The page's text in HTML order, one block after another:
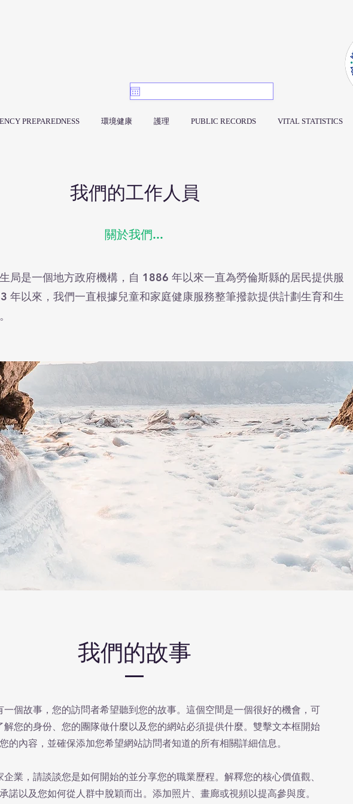
PREPAREDNESS 環境健康 護理 PUBLIC RECORDS VITAL STATISTICS
我們的工作人員
關於我們...
局是一個地方政府機構，自 1886 年以來一直為勞倫斯縣的居民提供服
年以來，我們一直根據兒童和家庭健康服務整筆撥款提供計劃生育和生
我們的故事
一個故事，您的訪問者希望聽到您的故事。這個空間是一個很好的機會，可
解您的身份、您的團隊做什麼以及您的網站必須提供什麼。雙擊文本框開始
的內容，並確保添加您希望網站訪問者知道的所有相關詳細信息。
企業，請談談您是如何開始的並分享您的職業歷程。解釋您的核心價值觀、
諾以及您如何從人群中脫穎而出。添加照片、畫廊或視頻以提高參與度。